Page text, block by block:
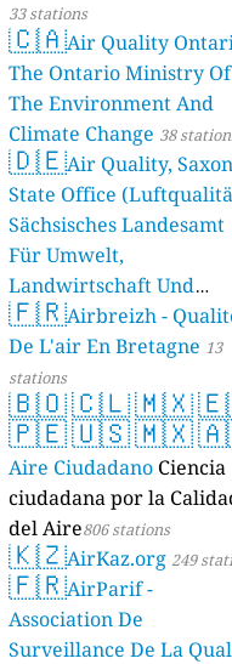
33 stations
🇨🇦Air Quality
The Ontario Ministry Of
The Environment And
Climate Change 38
🇩🇪Air Quality, Saxon
State Office
Sächsisches Landesamt
Für Umwelt,
Landwirtschaft Und
Geologie) 50 stations
🇫🇷Airbreizh -
De L'air En Bretagne 13
stations
🇧🇴🇨🇱🇲🇽
🇵🇪🇺🇸🇲🇽
Aire Ciudadano Ciencia
ciudadana por la
del Aire806 stations
🇰🇿AirKaz.org 249
🇫🇷AirParif -
Association De
Surveillance De La